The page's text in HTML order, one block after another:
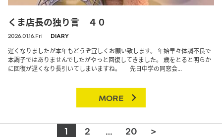
くま店長の独り言 ４０
2026.01.16.Fri DIARY
遅くなりましたが本年もどうぞ宜しくお願い致します。 年始早々体調不良で
本調子ではありませんでしたがやっと回復してきました。 歳をとると明らか
に回復が遅くなり長引いてしまいますね。 先日中学の同窓会...
MORE
1 2 … 20 >